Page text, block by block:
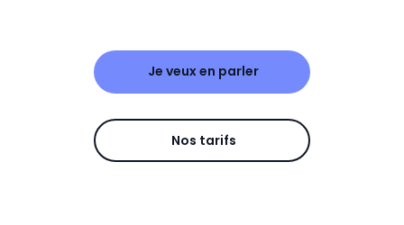
Je veux en parler
Nos tarifs